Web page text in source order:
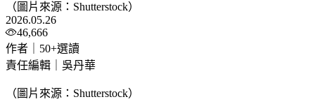
（圖片來源：Shutterstock）
2026.05.26
46,666
作者｜50+選讀
責任編輯｜吳丹華
（圖片來源：Shutterstock）